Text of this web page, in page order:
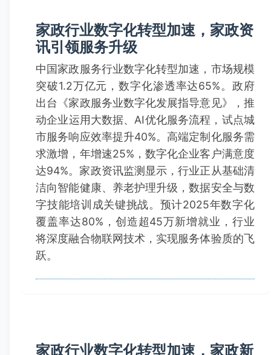
家政行业数字化转型加速，家政资
讯引领服务升级
中国家政服务行业数字化转型加速，市场规模
突破1.2万亿元，数字化渗透率达65%。政府
出台《家政服务业数字化发展指导意见》，推
动企业运用大数据、AI优化服务流程，试点城
市服务响应效率提升40%。高端定制化服务需
求激增，年增速25%，数字化企业客户满意度
达94%。家政资讯监测显示，行业正从基础清
洁向智能健康、养老护理升级，数据安全与数
字技能培训成关键挑战。预计2025年数字化
覆盖率达80%，创造超45万新增就业，行业
将深度融合物联网技术，实现服务体验质的飞
跃。
家政行业数字化转型加速，家政新